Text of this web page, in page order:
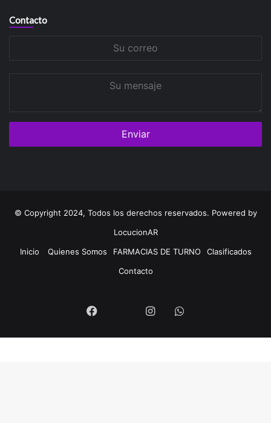
Contacto
© Copyright 2024, Todos los derechos reservados. Powered by
LocucionAR
Inicio
Quienes Somos FARMACIAS DE TURNO
Clasificados
Contacto
Facebook InstagramWhatsapp